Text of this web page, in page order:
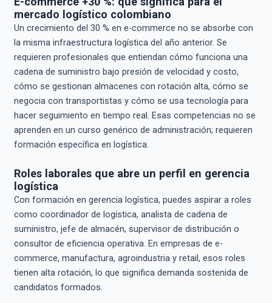
mercado logístico colombiano
Un crecimiento del 30 % en e-commerce no se absorbe con
la misma infraestructura logística del año anterior. Se
requieren profesionales que entiendan cómo funciona una
cadena de suministro bajo presión de velocidad y costo,
cómo se gestionan almacenes con rotación alta, cómo se
negocia con transportistas y cómo se usa tecnología para
hacer seguimiento en tiempo real. Esas competencias no se
aprenden en un curso genérico de administración; requieren
formación específica en logística.
Roles laborales que abre un perfil en gerencia
logística
Con formación en gerencia logística, puedes aspirar a roles
como coordinador de logística, analista de cadena de
suministro, jefe de almacén, supervisor de distribución o
consultor de eficiencia operativa. En empresas de e-
commerce, manufactura, agroindustria y retail, esos roles
tienen alta rotación, lo que significa demanda sostenida de
candidatos formados.